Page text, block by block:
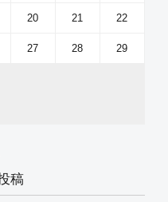
20 21 22
27 28 29
稿